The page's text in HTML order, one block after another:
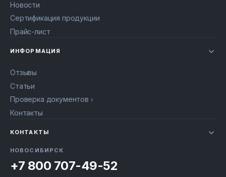
Новости
Сертификация продукции
Прайс-лист
ИНФОРМАЦИЯ
Отзывы
Статьи
Проверка документов
Контакты
КОНТАКТЫ
НОВОСИБИРСК
+7 800 707-49-52